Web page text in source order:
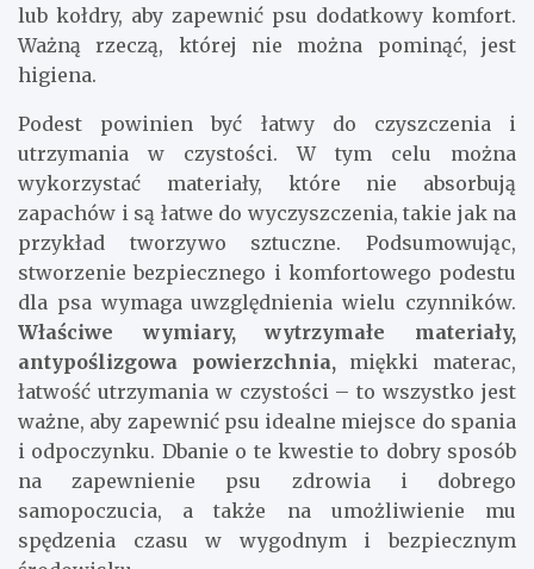
lub kołdry, aby zapewnić psu dodatkowy komfort.
Ważną rzeczą, której nie można pominąć, jest
higiena.
Podest powinien być łatwy do czyszczenia i
utrzymania w czystości. W tym celu można
wykorzystać materiały, które nie absorbują
zapachów i są łatwe do wyczyszczenia, takie jak na
przykład tworzywo sztuczne. Podsumowując,
stworzenie bezpiecznego i komfortowego podestu
dla psa wymaga uwzględnienia wielu czynników.
Właściwe wymiary, wytrzymałe materiały,
antypoślizgowa powierzchnia,miękki materac,
łatwość utrzymania w czystości – to wszystko jest
ważne, aby zapewnić psu idealne miejsce do spania
i odpoczynku. Dbanie o te kwestie to dobry sposób
na zapewnienie psu zdrowia i dobrego
samopoczucia, a także na umożliwienie mu
spędzenia czasu w wygodnym i bezpiecznym